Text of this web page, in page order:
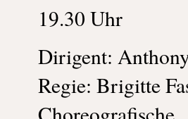
19.30 Uhr
Dirigent:
Regie: Brigitte